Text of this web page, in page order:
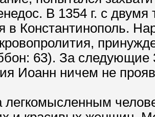
В 1354 г. с
в Константинополь.
63). За следующие
Иоанн ничем не